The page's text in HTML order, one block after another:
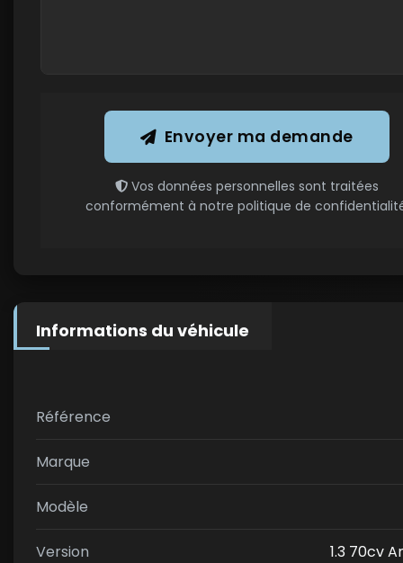
Envoyer ma demande
Vos données personnelles sont traitées
conformément à notre politique de
Informations du véhicule
Référence
Marque
Modèle
Version 1.3 70cv